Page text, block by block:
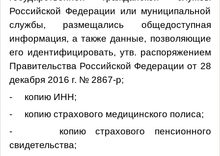
Российской Федерации или муниципальной
службы, размещались общедоступная
информация, а также данные, позволяющие
его идентифицировать, утв. распоряжением
Правительства Российской Федерации от 28
декабря 2016 г. № 2867-р;
- копию ИНН;
- копию страхового медицинского полиса;
- копию страхового пенсионного
свидетельства;